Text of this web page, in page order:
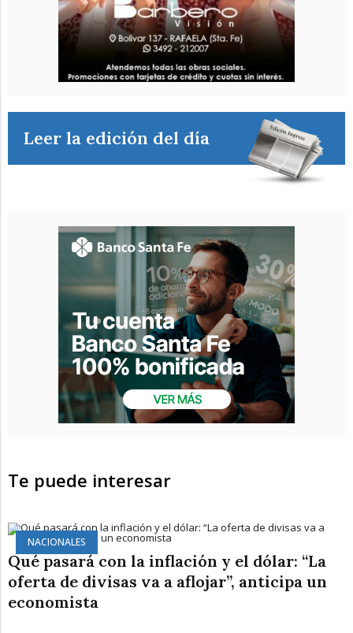
Leer la edición del día
Te puede interesar
NACIONALES
Qué pasará con la inflación y el dólar: “La
oferta de divisas va a aflojar”, anticipa un
economista